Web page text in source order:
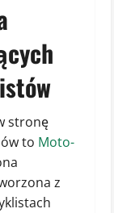
stronę
to Moto-
z